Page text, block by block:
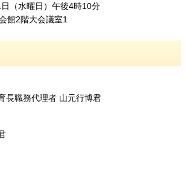
（水曜日）午後4時10分
館2階大会議室1
長職務代理者 山元行博君